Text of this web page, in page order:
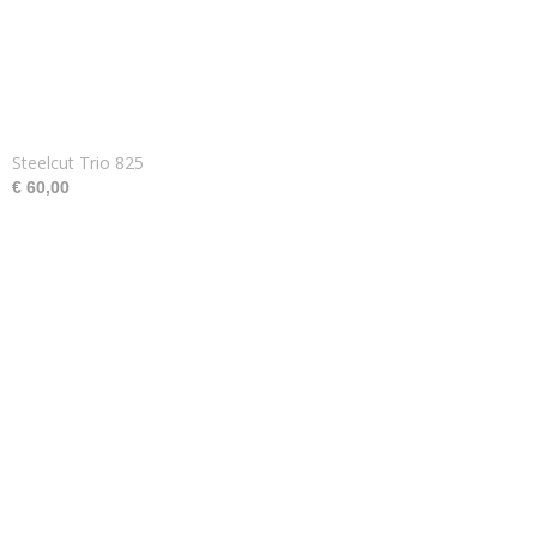
Steelcut Trio 825
€ 60,00